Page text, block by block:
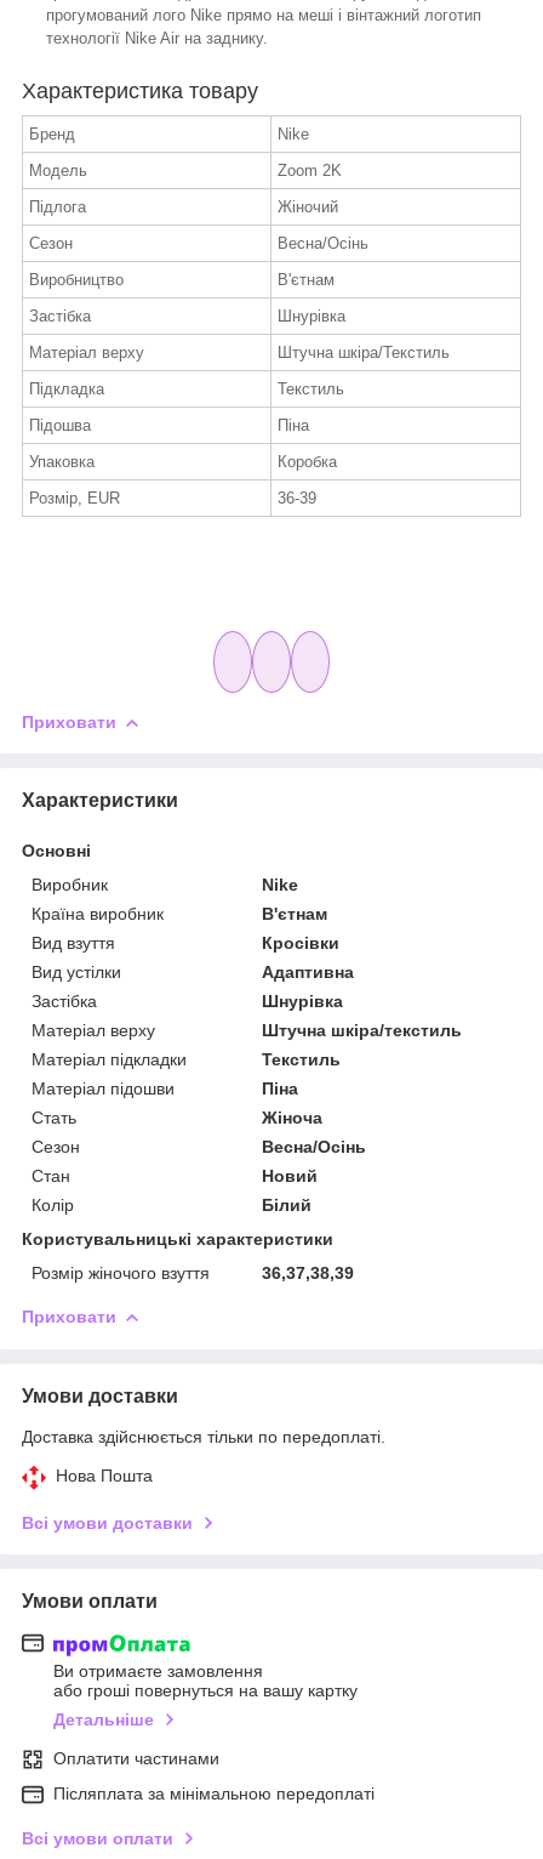
прогумований лого Nike прямо на меші і вінтажний логотип
технології Nike Air на заднику.
Характеристика товару
Бренд
Nike
Модель
Zoom 2K
Підлога
Жіночий
Сезон
Весна/Осінь
Виробництво
В'єтнам
Застібка
Шнурівка
Матеріал верху
Штучна шкіра/Текстиль
Підкладка
Текстиль
Підошва
Піна
Упаковка
Коробка
Розмір, EUR
36-39
Приховати
Характеристики
Основні
Виробник
Nike
Країна виробник
В'єтнам
Вид взуття
Кросівки
Вид устілки
Адаптивна
Застібка
Шнурівка
Матеріал верху
Штучна шкіра/текстиль
Матеріал підкладки
Текстиль
Матеріал підошви
Піна
Стать
Жіноча
Сезон
Весна/Осінь
Стан
Новий
Колір
Білий
Користувальницькі характеристики
Розмір жіночого взуття
36,37,38,39
Приховати
Умови доставки
Доставка здійснюється тільки по передоплаті.
Нова Пошта
Всі умови доставки
Умови оплати
Ви отримаєте замовлення
або гроші повернуться на вашу картку
Детальніше
Оплатити частинами
Післяплата за мінімальною передоплаті
Всі умови оплати